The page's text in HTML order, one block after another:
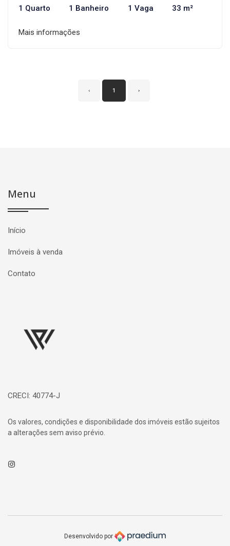
1 Quarto 1 Banheiro 1 Vaga 33 m²
Mais informações
‹ 1 ›
Menu
Início
Imóveis à venda
Contato
CRECI: 40774-J
Os valores, condições e disponibilidade dos imóveis estão sujeitos
a alterações sem aviso prévio.
Instagram
Desenvolvido por